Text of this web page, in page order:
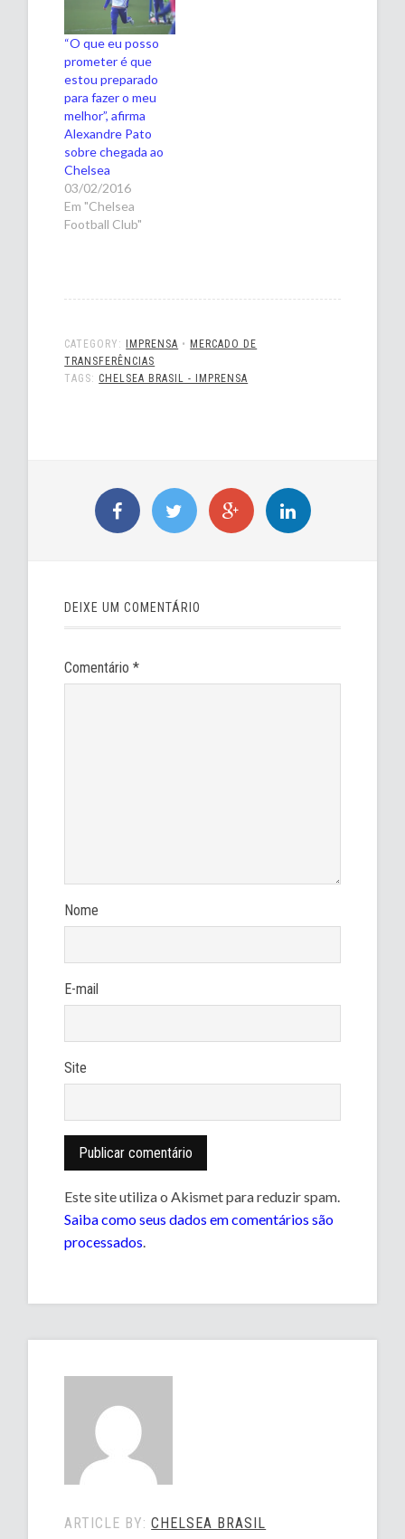
“O que eu posso
prometer é que
estou preparado
para fazer o meu
melhor”, afirma
Alexandre Pato
sobre chegada ao
Chelsea
03/02/2016
Em "Chelsea
Football Club"
CATEGORY: IMPRENSA • MERCADO DE
TRANSFERÊNCIAS
TAGS: CHELSEA BRASIL - IMPRENSA
DEIXE UM COMENTÁRIO
Comentário*
Nome
E-mail
Site
Este site utiliza o Akismet para reduzir spam.
Saiba como seus dados em comentários são
processados
ARTICLE BY:CHELSEA BRASIL